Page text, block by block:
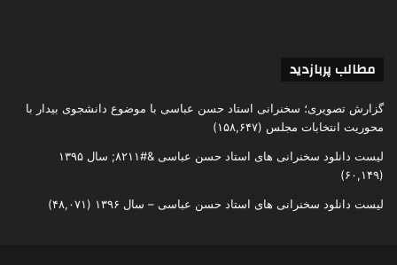
مطالب پربازدید
گزارش تصویری؛ سخنرانی استاد حسن عباسی با موضوع دانشجوی بیدار با
محوریت انتخابات مجلس (۱۵۸,۶۴۷)
لیست دانلود سخنرانی های استاد حسن عباسی &#۸۲۱۱; سال ۱۳۹۵
(۶۰,۱۴۹)
لیست دانلود سخنرانی های استاد حسن عباسی – سال ۱۳۹۶ (۴۸,۰۷۱)